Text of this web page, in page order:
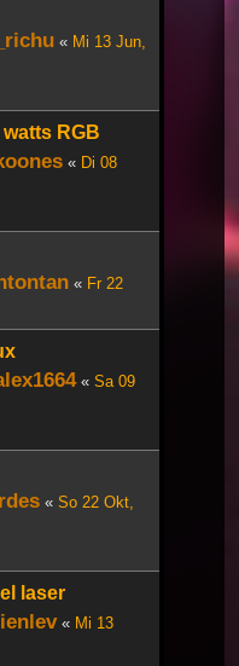
« Mi 13 Jun,
RGB
« Di 08
« Fr 22
« Sa 09
« So 22 Okt,
laser
« Mi 13